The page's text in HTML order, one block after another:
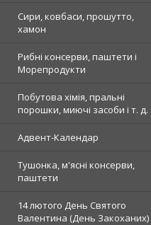
Сири, ковбаси, прошутто,
хамон
Рибні консерви, паштети і
Морепродукти
Побутова хімія, пральні
порошки, миючі засоби і т. д.
Адвент-Календар
Тушонка, м'ясні консерви,
паштети
14 лютого День Святого
Валентина (День Закоханих)